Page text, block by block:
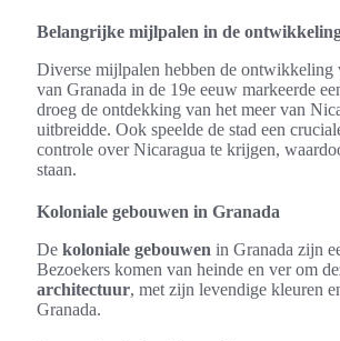
Belangrijke mijlpalen in de
Diverse mijlpalen hebben de ontwikkeling
van Granada in de 19e eeuw markeerde
droeg de ontdekking van het meer van
uitbreidde. Ook speelde de stad een
controle over Nicaragua te krijgen,
staan.
Koloniale gebouwen in Granada
De koloniale gebouwen in Granada zijn
Bezoekers komen van heinde en ver om
architectuur, met zijn levendige kleuren
Granada.